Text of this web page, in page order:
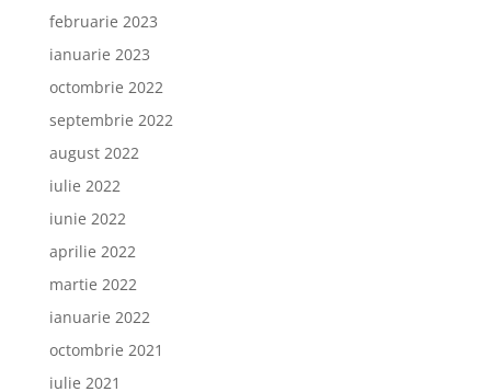
februarie 2023
ianuarie 2023
octombrie 2022
septembrie 2022
august 2022
iulie 2022
iunie 2022
aprilie 2022
martie 2022
ianuarie 2022
octombrie 2021
iulie 2021